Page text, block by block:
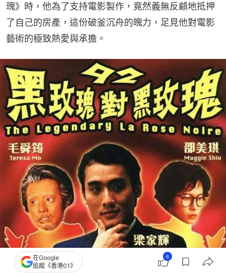
瑰》時，他為了支持電影製作，竟然義無反顧地抵押
了自己的房產，這份破釜沉舟的魄力，足見他對電影
藝術的極致熱愛與承擔。
在Google
追蹤《香港01》
6